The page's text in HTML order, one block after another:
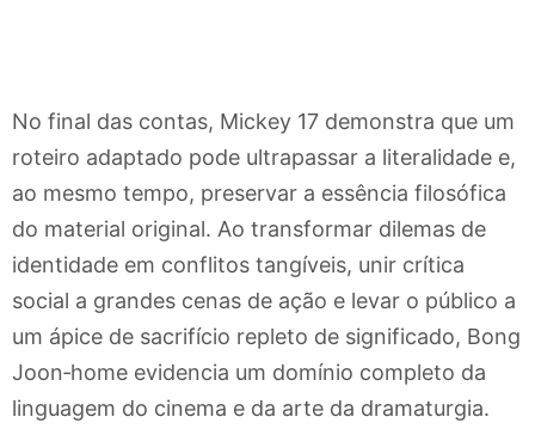
No final das contas, Mickey 17 demonstra que um
roteiro adaptado pode ultrapassar a literalidade e,
ao mesmo tempo, preservar a essência filosófica
do material original. Ao transformar dilemas de
identidade em conflitos tangíveis, unir crítica
social a grandes cenas de ação e levar o público a
um ápice de sacrifício repleto de significado, Bong
Joon‐home evidencia um domínio completo da
linguagem do cinema e da arte da dramaturgia.